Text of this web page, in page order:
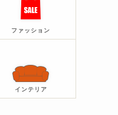
ファッション
インテリア